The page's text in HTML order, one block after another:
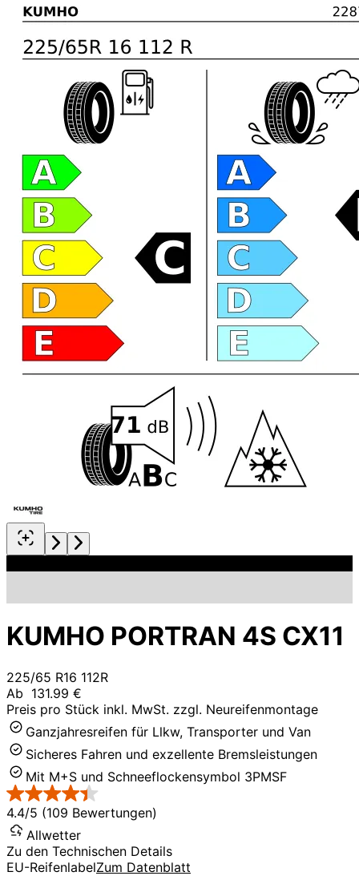
KUMHO PORTRAN 4S CX11
225/65 R16 112R
Ab 131.99 €
Preis pro Stück inkl. MwSt. zzgl. Neureifenmontage
Ganzjahresreifen für Llkw, Transporter und Van
Sicheres Fahren und exzellente Bremsleistungen
Mit M+S und Schneeflockensymbol 3PMSF
4.4/5 (109 Bewertungen)
Allwetter
Zu den Technischen Details
EU-ReifenlabelZum Datenblatt